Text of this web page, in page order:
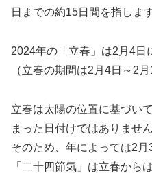
日までの約15日間を指します
2024年の「立春」は2月4日
（立春の期間は2月4日～2月
立春は太陽の位置に基づい
まった日付けではありません
そのため、年によっては2月
「二十四節気」は立春から